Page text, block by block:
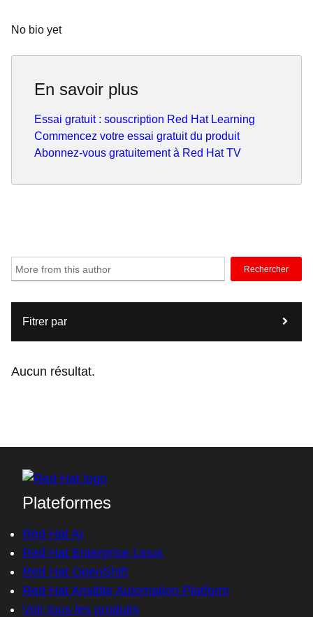
No bio yet
En savoir plus
Essai gratuit : souscription Red Hat Learning
Commencez votre essai gratuit du produit
Abonnez-vous gratuitement à Red Hat TV
Rechercher
Fitrer par
Aucun résultat.
Plateformes
Red Hat AI
Red Hat Enterprise Linux
Red Hat OpenShift
Red Hat Ansible Automation Platform
Voir tous les produits